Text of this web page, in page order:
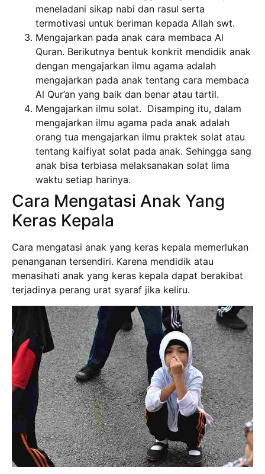
meneladani sikap nabi dan rasul serta
termotivasi untuk beriman kepada Allah swt.
Mengajarkan pada anak cara membaca Al
Quran. Berikutnya bentuk konkrit mendidik anak
dengan mengajarkan ilmu agama adalah
mengajarkan pada anak tentang cara membaca
Al Qur’an yang baik dan benar atau tartil.
Mengajarkan ilmu solat. Disamping itu, dalam
mengajarkan ilmu agama pada anak adalah
orang tua mengajarkan ilmu praktek solat atau
tentang kaifiyat solat pada anak. Sehingga sang
anak bisa terbiasa melaksanakan solat lima
waktu setiap harinya.
Cara Mengatasi Anak Yang
Keras Kepala
Cara mengatasi anak yang keras kepala memerlukan
penanganan tersendiri. Karena mendidik atau
menasihati anak yang keras kepala dapat berakibat
terjadinya perang urat syaraf jika keliru.